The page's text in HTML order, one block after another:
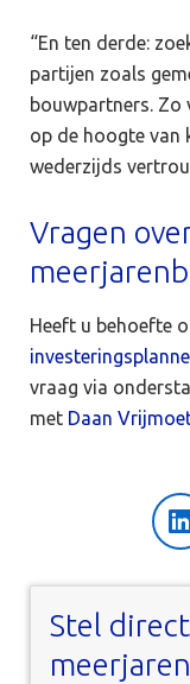
“En ten derde:
partijen zoals
bouwpartners. Zo
op de hoogte van
wederzijds
Vragen
Heeft u behoefte
vraag via
met Daan
Stel